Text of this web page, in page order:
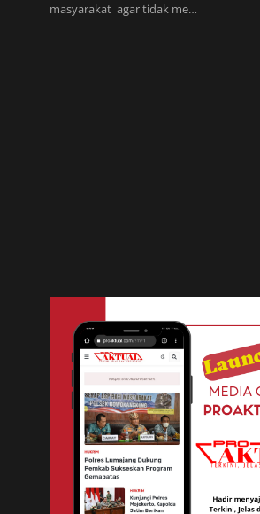
masyarakat agar tidak me…